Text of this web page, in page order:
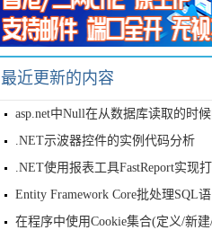
最近更新的内容
.NET示波器控件的实例代码分析
Entity Framework Core批处理SQL语